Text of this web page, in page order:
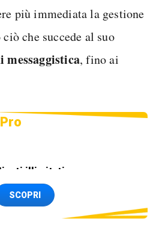
più immediata la gestione
che succede al suo
messaggistica, fino ai
illimitati
SCOPRI